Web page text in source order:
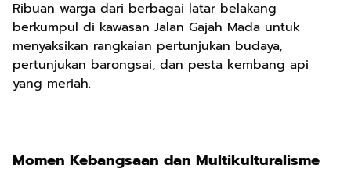
Ribuan warga dari berbagai latar belakang
berkumpul di kawasan Jalan Gajah Mada untuk
menyaksikan rangkaian pertunjukan budaya,
pertunjukan barongsai, dan pesta kembang api
yang meriah.
Momen Kebangsaan dan Multikulturalisme